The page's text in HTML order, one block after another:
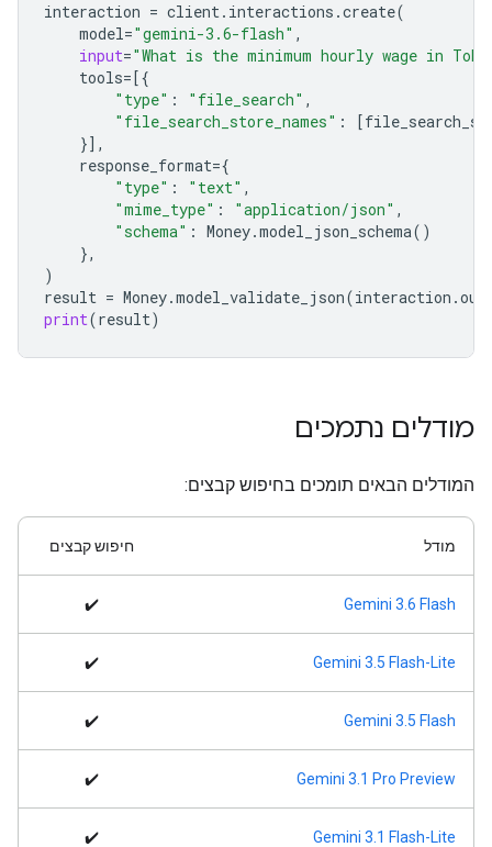
interaction = client. interactions .create(
model="gemini-3.6-flash" ,
input="What is the minimum hourly wage in
tools=[{
"type" : "file_search" ,
"file_search_store_names" : [
}],
response_format={
"type" : "text" ,
"mime_type" : "application/json" ,
"schema" : Money.model_json_schema()
},
)
result = Money.model_validate_json(interaction .
print(result)
מודלים נתמכים
המודלים הבאים תומכים בחיפוש קבצים:
מודל חיפוש קבצים
Gemini 3.6 Flash
✔️
Gemini 3.5 Flash-Lite
✔️
Gemini 3.5 Flash
✔️
Gemini 3.1 Pro Preview
✔️
Gemini 3.1 Flash-Lite
✔️